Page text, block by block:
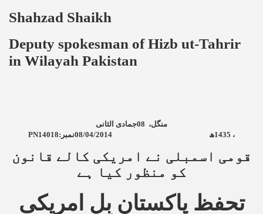
Shahzad Shaikh
Deputy spokesman of Hizb ut-Tahrir
in Wilayah Pakistan
منگل، 08جمادی الثانی
، 1435ھ 08/04/2014نمبر PN14018:
قومی اسمبلی نے امریکی کالے قانون
کو منظور کیا ہے
تحفظ پاکستان بِل امریکی